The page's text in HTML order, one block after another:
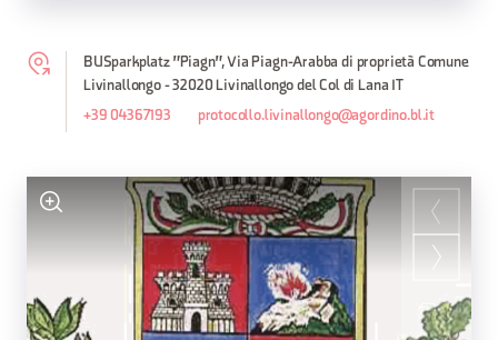
BUSparkplatz "Piagn", Via Piagn-Arabba di proprietà Comune
Livinallongo - 32020 Livinallongo del Col di Lana IT
+39 04367193 protocollo.livinallongo@agordino.bl.it